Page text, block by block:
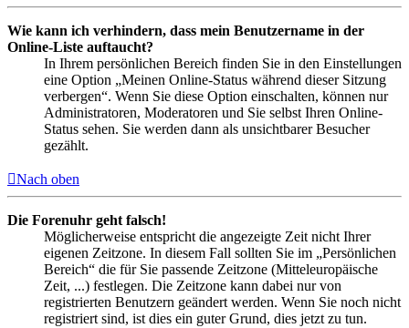
Wie kann ich verhindern, dass mein Benutzername in der
Online-Liste auftaucht?
In Ihrem persönlichen Bereich finden Sie in den Einstellungen
eine Option „Meinen Online-Status während dieser Sitzung
verbergen“. Wenn Sie diese Option einschalten, können nur
Administratoren, Moderatoren und Sie selbst Ihren Online-
Status sehen. Sie werden dann als unsichtbarer Besucher
gezählt.
Nach oben
Die Forenuhr geht falsch!
Möglicherweise entspricht die angezeigte Zeit nicht Ihrer
eigenen Zeitzone. In diesem Fall sollten Sie im „Persönlichen
Bereich“ die für Sie passende Zeitzone (Mitteleuropäische
Zeit, ...) festlegen. Die Zeitzone kann dabei nur von
registrierten Benutzern geändert werden. Wenn Sie noch nicht
registriert sind, ist dies ein guter Grund, dies jetzt zu tun.